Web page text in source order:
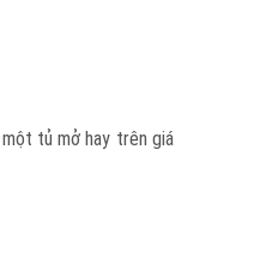
tủ mở hay trên giá